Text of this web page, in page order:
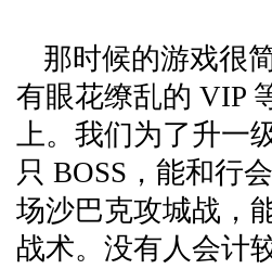
那时候的游戏很
有眼花缭乱的 VIP
上。我们为了升一
只 BOSS，能和行
场沙巴克攻城战，
战术。没有人会计